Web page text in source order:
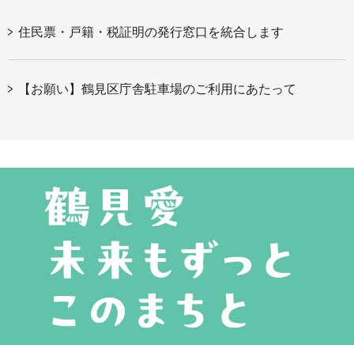
住民票・戸籍・税証明の発行窓口を統合します
【お願い】鶴見区庁舎駐車場のご利用にあたって